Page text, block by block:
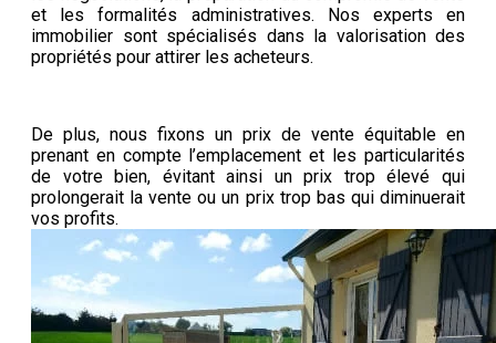
et les formalités administratives. Nos experts en
immobilier sont spécialisés dans la valorisation des
propriétés pour attirer les acheteurs.
De plus, nous fixons un prix de vente équitable en
prenant en compte l’emplacement et les particularités
de votre bien, évitant ainsi un prix trop élevé qui
prolongerait la vente ou un prix trop bas qui diminuerait
vos profits.